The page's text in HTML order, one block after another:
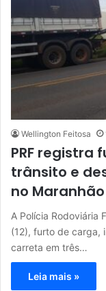
Wellington Feitosa
PRF registra
trânsito e
no Maranhão
A Polícia Rodoviária
(12), furto de carga,
carreta em três…
Leia mais »